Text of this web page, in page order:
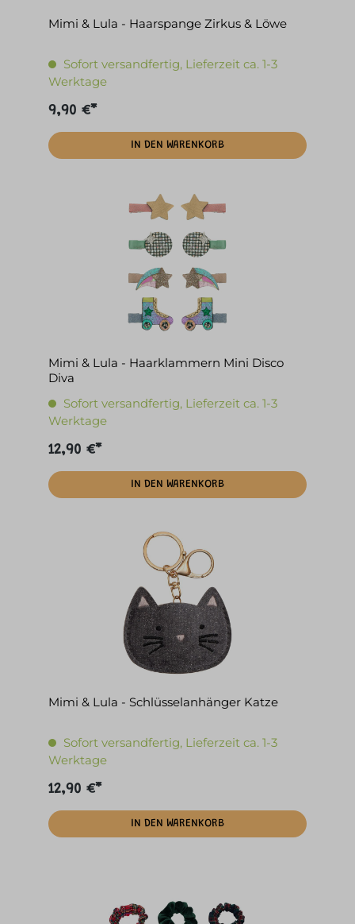
Mimi & Lula - Haarspange Zirkus & Löwe
Sofort versandfertig, Lieferzeit ca. 1-3
Werktage
9,90 €*
IN DEN WARENKORB
Mimi & Lula - Haarklammern Mini Disco
Diva
Sofort versandfertig, Lieferzeit ca. 1-3
Werktage
12,90 €*
IN DEN WARENKORB
Mimi & Lula - Schlüsselanhänger Katze
Sofort versandfertig, Lieferzeit ca. 1-3
Werktage
12,90 €*
IN DEN WARENKORB